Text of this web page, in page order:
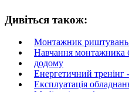
Дивіться також:
Монтажник риштувань
Навчання монтажника
додому
Енергетичний тренінг
Експлуатація